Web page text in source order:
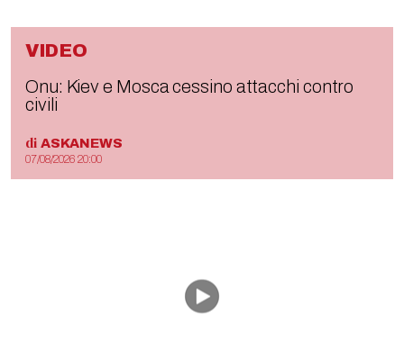
VIDEO
Onu: Kiev e Mosca cessino attacchi contro
civili
di ASKANEWS
07/08/2026 20:00